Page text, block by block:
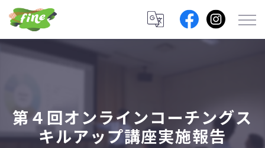
第４回オンラインコーチングス
キルアップ講座実施報告